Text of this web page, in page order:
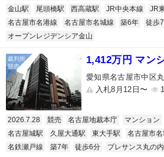
金山駅
尾頭橋駅 西高蔵駅 JR中央本線 JR
名古屋市名港線
名古屋市名城線 築6年
徒歩
オープンレジデンシア金山
1,412万円 マン
愛知県名古屋市中区
入札8月12日〜
2026.7.28 競売 名古屋地裁本庁 マンション
名古屋城駅
久屋大通駅 東大手駅 名古屋市名
名鉄瀬戸線
築7年 徒歩6分 プレサンス丸の